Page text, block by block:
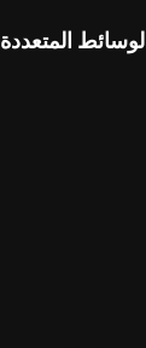
المتعددة